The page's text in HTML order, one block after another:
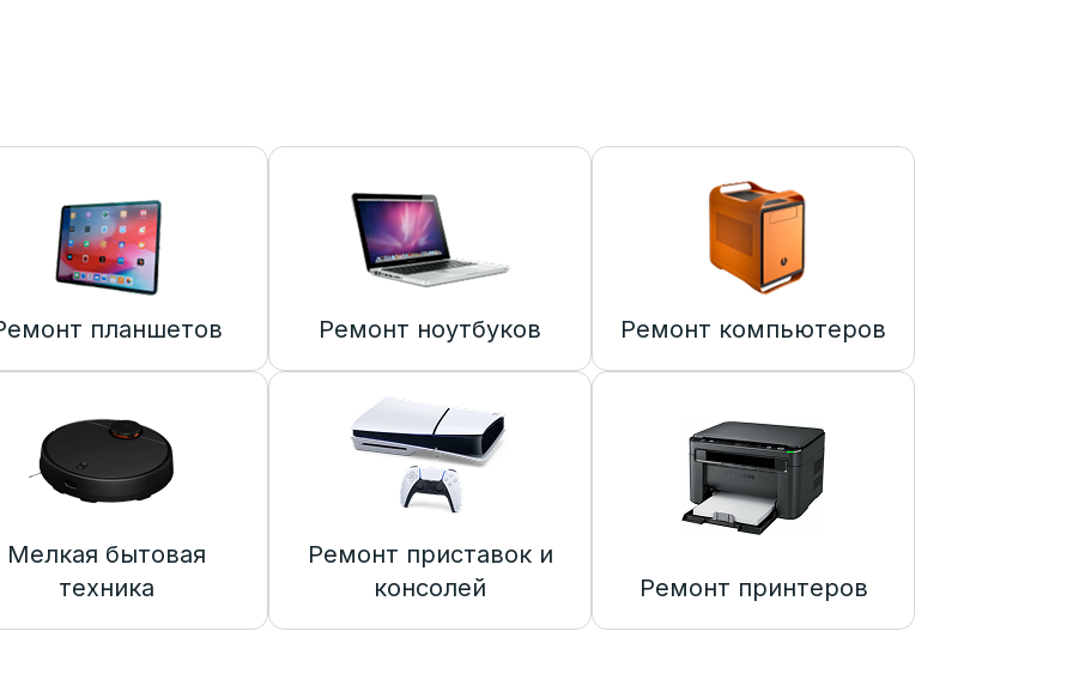
планшетов Ремонт ноутбуков Ремонт компьютеров
Мелкая бытовая
техника
Ремонт приставок и
консолей
Ремонт принтеров